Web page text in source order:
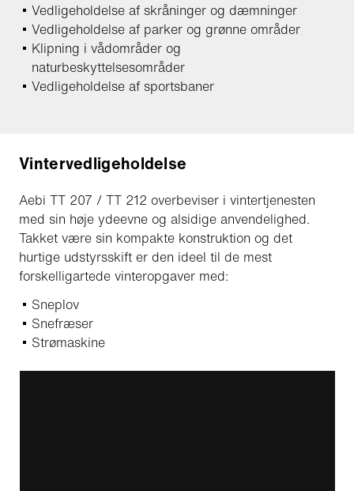
Vedligeholdelse af skråninger og dæmninger
Vedligeholdelse af parker og grønne områder
Klipning i vådområder og
naturbeskyttelsesområder
Vedligeholdelse af sportsbaner
Vintervedligeholdelse
Aebi TT 207 / TT 212 overbeviser i vintertjenesten
med sin høje ydeevne og alsidige anvendelighed.
Takket være sin kompakte konstruktion og det
hurtige udstyrsskift er den ideel til de mest
forskelligartede vinteropgaver med:
Sneplov
Snefræser
Strømaskine